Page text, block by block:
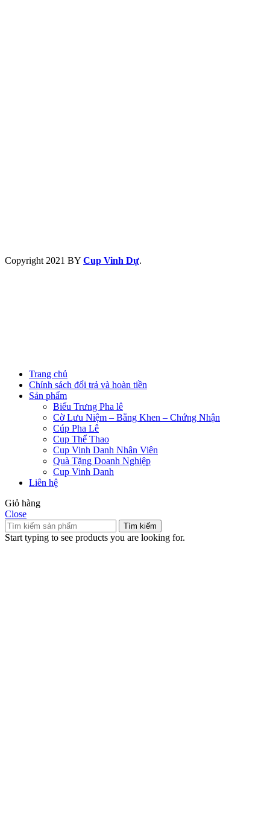
Copyright 2021 BY Cup Vinh Dự.
Trang chủ
Chính sách đổi trả và hoàn tiền
Sản phẩm
Biểu Trưng Pha lê
Cờ Lưu Niệm – Bằng Khen – Chứng Nhận
Cúp Pha Lê
Cup Thể Thao
Cup Vinh Danh Nhân Viên
Quà Tặng Doanh Nghiệp
Cup Vinh Danh
Liên hệ
Giỏ hàng
Close
Tìm kiếm
Start typing to see products you are looking for.